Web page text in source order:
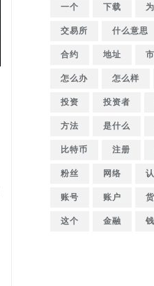
一个 下载
交易所
什么意思
合约
地址
怎么办
怎么样
投资
投资者
方法
是什么
比特币
注册
粉丝
网络
账号
账户
这个
金融